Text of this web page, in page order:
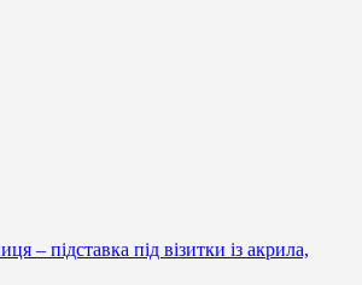
– підставка під візитки із акрила,